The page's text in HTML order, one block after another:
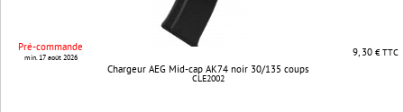
Pré-commande
min. 17 août 2026 9, 30€ TTC
Chargeur AEG Mid-cap AK74 noir 30/135 coups
CLE2002